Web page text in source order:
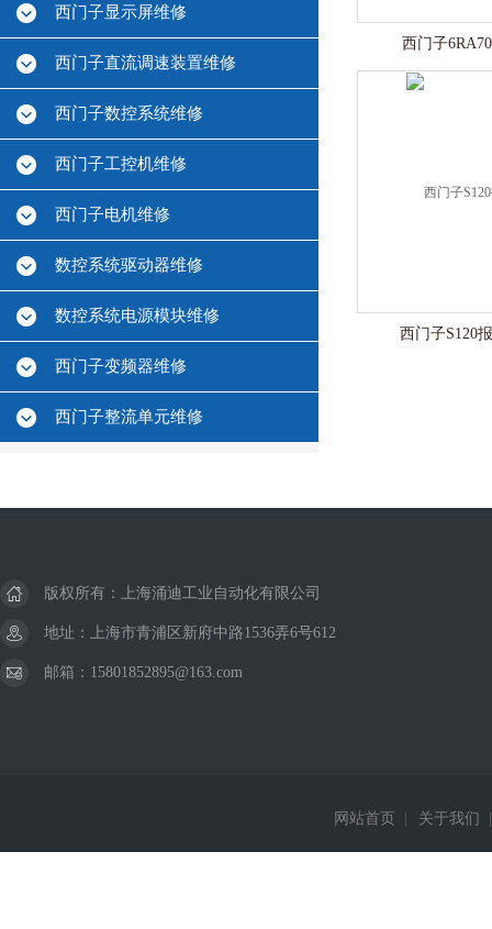
西门子显示屏维修
西门子直流调速装置维修
西门子数控系统维修
西门子工控机维修
西门子电机维修
数控系统驱动器维修
数控系统电源模块维修
西门子变频器维修
西门子整流单元维修
西门子
西门子S120
版权所有：上海涌迪工业自动化有限公司
地址：上海市青浦区新府中路1536弄6号612
邮箱：15801852895@163.com
网站首页 关于我们